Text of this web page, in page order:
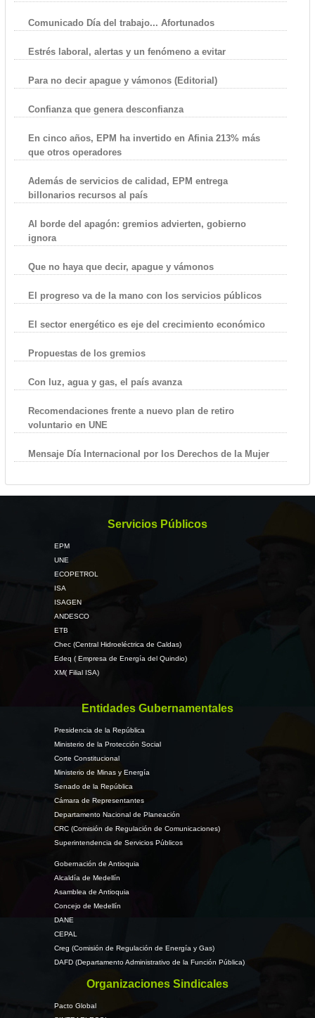
Comunicado Día del trabajo... Afortunados
Estrés laboral, alertas y un fenómeno a evitar
Para no decir apague y vámonos (Editorial)
Confianza que genera desconfianza
En cinco años, EPM ha invertido en Afinia 213% más
que otros operadores
Además de servicios de calidad, EPM entrega
billonarios recursos al país
Al borde del apagón: gremios advierten, gobierno
ignora
Que no haya que decir, apague y vámonos
El progreso va de la mano con los servicios públicos
El sector energético es eje del crecimiento económico
Propuestas de los gremios
Con luz, agua y gas, el país avanza
Recomendaciones frente a nuevo plan de retiro
voluntario en UNE
Mensaje Día Internacional por los Derechos de la Mujer
Servicios Públicos
EPM
UNE
ECOPETROL
ISA
ISAGEN
ANDESCO
ETB
Chec (Central Hidroeléctrica de Caldas)
Edeq ( Empresa de Energía del Quindio)
XM( Filial ISA)
Entidades Gubernamentales
Presidencia de la República
Ministerio de la Protección Social
Corte Constitucional
Ministerio de Minas y Energía
Senado de la República
Cámara de Representantes
Departamento Nacional de Planeación
CRC (Comisión de Regulación de Comunicaciones)
Superintendencia de Servicios Públicos
Gobernación de Antioquia
Alcaldía de Medellín
Asamblea de Antioquia
Concejo de Medellín
DANE
CEPAL
Creg (Comisión de Regulación de Energía y Gas)
DAFD (Departamento Administrativo de la Función Pública)
Organizaciones Sindicales
Pacto Global